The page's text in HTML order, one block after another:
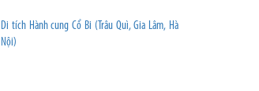
Di tích Hành cung Cổ Bi (Trâu Quì, Gia Lâm, Hà
Nội)